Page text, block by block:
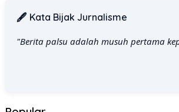
🖋️ Kata Bijak Jurnalisme
"Berita palsu adalah musuh pertama